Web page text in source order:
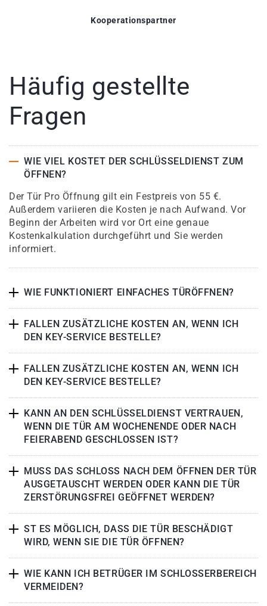
Kooperationspartner
Häufig gestellte
Fragen
WIE VIEL KOSTET DER SCHLÜSSELDIENST ZUM
ÖFFNEN?
Der Tür Pro Öffnung gilt ein Festpreis von 55 €.
Außerdem variieren die Kosten je nach Aufwand. Vor
Beginn der Arbeiten wird vor Ort eine genaue
Kostenkalkulation durchgeführt und Sie werden
informiert.
WIE FUNKTIONIERT EINFACHES TÜRÖFFNEN?
FALLEN ZUSÄTZLICHE KOSTEN AN, WENN ICH
DEN KEY-SERVICE BESTELLE?
FALLEN ZUSÄTZLICHE KOSTEN AN, WENN ICH
DEN KEY-SERVICE BESTELLE?
KANN AN DEN SCHLÜSSELDIENST VERTRAUEN,
WENN DIE TÜR AM WOCHENENDE ODER NACH
FEIERABEND GESCHLOSSEN IST?
MUSS DAS SCHLOSS NACH DEM ÖFFNEN DER TÜR
AUSGETAUSCHT WERDEN ODER KANN DIE TÜR
ZERSTÖRUNGSFREI GEÖFFNET WERDEN?
ST ES MÖGLICH, DASS DIE TÜR BESCHÄDIGT
WIRD, WENN SIE DIE TÜR ÖFFNEN?
WIE KANN ICH BETRÜGER IM SCHLOSSERBEREICH
VERMEIDEN?